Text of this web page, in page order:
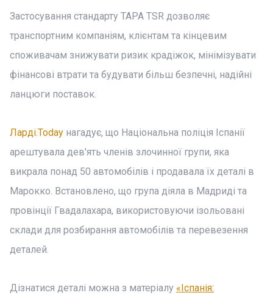
Застосування стандарту TAPA TSR дозволяє
транспортним компаніям, клієнтам та кінцевим
споживачам знижувати ризик крадіжок, мінімізувати
фінансові втрати та будувати більш безпечні, надійні
ланцюги поставок.
Ларді.Today нагадує, що Національна поліція Іспанії
арештувала дев'ять членів злочинної групи, яка
викрала понад 50 автомобілів і продавала їх деталі в
Марокко. Встановлено, що група діяла в Мадриді та
провінції Гвадалахара, використовуючи ізольовані
склади для розбирання автомобілів та перевезення
деталей.
Дізнатися деталі можна з матеріалу «Іспанія: